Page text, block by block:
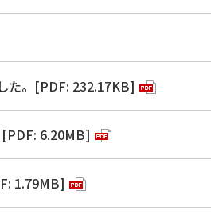
た。[PDF: 232.17KB]
6.20MB]
1.79MB]